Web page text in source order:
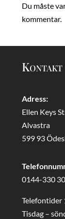
Du måste
kommentar.
Kontakt
Adress:
Ellen Keys
Alvastra
599 93
0144-330 30
Telefontider
Tisdag –